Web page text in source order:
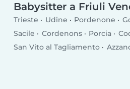
Babysitter a Friuli
Trieste Udine Pordenone
Sacile
Cordenons Porcia
San Vito al Tagliamento